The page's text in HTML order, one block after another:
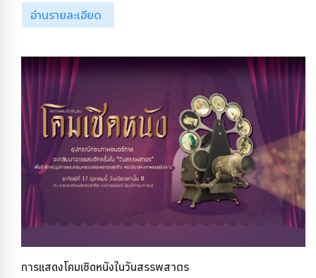
อ่านรายละเอียด
การแสดงโคมเชิดหนังในวันสรรพสาตร